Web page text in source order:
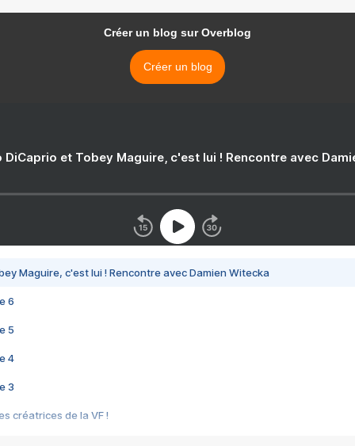
Créer un blog sur Overblog
Créer un blog
DiCaprio et Tobey Maguire, c'est lui ! Rencontre avec
Maguire, c'est lui ! Rencontre avec Damien Witecka
6
5
4
3
créatrices de la VF !